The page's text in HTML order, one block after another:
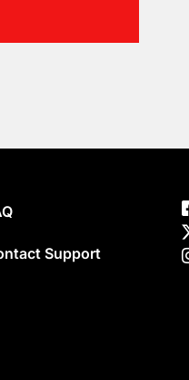
Support